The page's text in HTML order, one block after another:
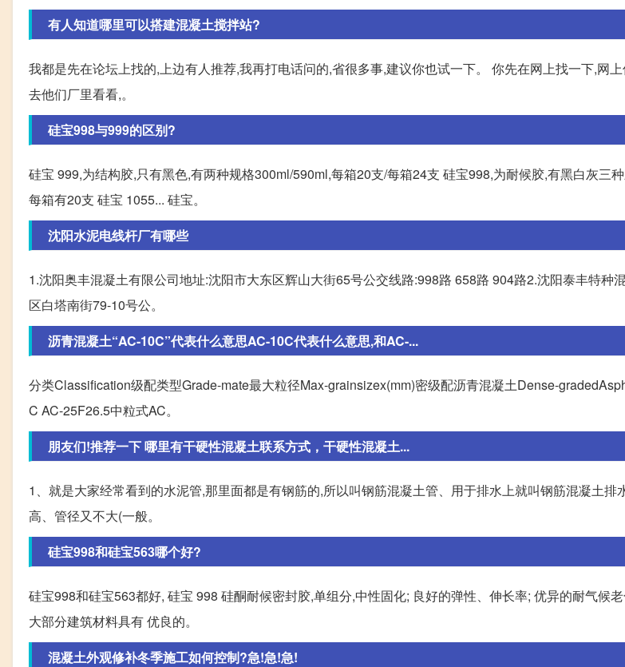
有人知道哪里可以搭建混凝土搅拌站?
我都是先在论坛上找的,上边有人推荐,我再打电话问的,省很多事,建议你也试一下。 你先在网上找一下,网
去他们厂里看看,。
硅宝998与999的区别?
硅宝 999,为结构胶,只有黑色,有两种规格300ml/590ml,每箱20支/每箱24支 硅宝998,为耐候胶,有黑白灰三
每箱有20支 硅宝 1055... 硅宝。
沈阳水泥电线杆厂有哪些
1.沈阳奥丰混凝土有限公司地址:沈阳市大东区辉山大街65号公交线路:998路 658路 904路2.沈阳泰丰特种
区白塔南街79-10号公。
沥青混凝土“AC-10C”代表什么意思AC-10C代表什么意思,和AC-...
分类Classification级配类型Grade-mate最大粒径Max-grainsizex(mm)密级配沥青混凝土Dense-
C AC-25F26.5中粒式AC。
朋友们!推荐一下 哪里有干硬性混凝土联系方式，干硬性混凝土...
1、就是大家经常看到的水泥管,那里面都是有钢筋的,所以叫钢筋混凝土管、用于排水上就叫钢筋混凝土排
高、管径又不大(一般。
硅宝998和硅宝563哪个好?
硅宝998和硅宝563都好, 硅宝 998 硅酮耐候密封胶,单组分,中性固化; 良好的弹性、伸长率; 优异的耐气候
大部分建筑材料具有 优良的。
混凝土外观修补冬季施工如何控制?急!急!急!